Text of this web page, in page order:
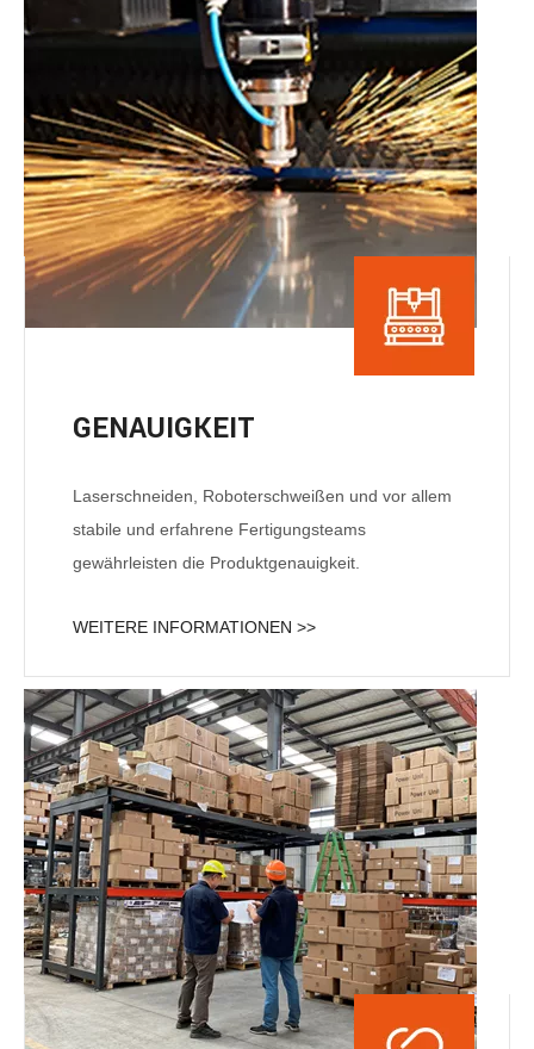
GENAUIGKEIT
Laserschneiden, Roboterschweißen und vor allem
stabile und erfahrene Fertigungsteams
gewährleisten die Produktgenauigkeit.
WEITERE INFORMATIONEN >>